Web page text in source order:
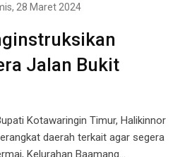
28 Maret 2024
Jalan Bukit
Kotawaringin Timur, Halikinnor
daerah terkait agar segera
Kelurahan Baamang…